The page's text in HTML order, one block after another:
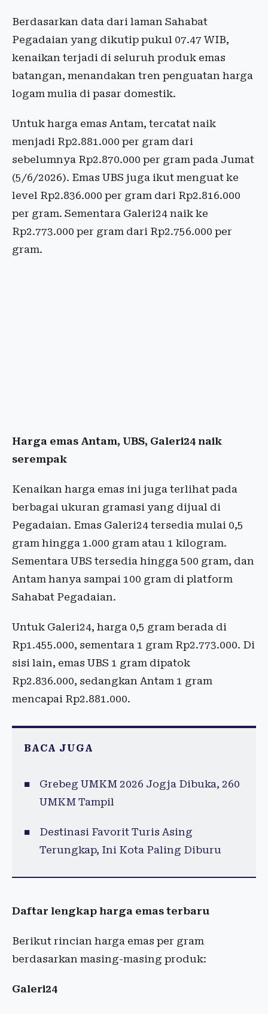
Berdasarkan data dari laman Sahabat
Pegadaian yang dikutip pukul 07.47 WIB,
kenaikan terjadi di seluruh produk emas
batangan, menandakan tren penguatan harga
logam mulia di pasar domestik.
Untuk harga emas Antam, tercatat naik
menjadi Rp2.881.000 per gram dari
sebelumnya Rp2.870.000 per gram pada Jumat
(5/6/2026). Emas UBS juga ikut menguat ke
level Rp2.836.000 per gram dari Rp2.816.000
per gram. Sementara Galeri24 naik ke
Rp2.773.000 per gram dari Rp2.756.000 per
gram.
Harga emas Antam, UBS, Galeri24 naik
serempak
Kenaikan harga emas ini juga terlihat pada
berbagai ukuran gramasi yang dijual di
Pegadaian. Emas Galeri24 tersedia mulai 0,5
gram hingga 1.000 gram atau 1 kilogram.
Sementara UBS tersedia hingga 500 gram, dan
Antam hanya sampai 100 gram di platform
Sahabat Pegadaian.
Untuk Galeri24, harga 0,5 gram berada di
Rp1.455.000, sementara 1 gram Rp2.773.000. Di
sisi lain, emas UBS 1 gram dipatok
Rp2.836.000, sedangkan Antam 1 gram
mencapai Rp2.881.000.
BACA JUGA
Grebeg UMKM 2026 Jogja Dibuka, 260
UMKM Tampil
Destinasi Favorit Turis Asing
Terungkap, Ini Kota Paling Diburu
Daftar lengkap harga emas terbaru
Berikut rincian harga emas per gram
berdasarkan masing-masing produk:
Galeri24